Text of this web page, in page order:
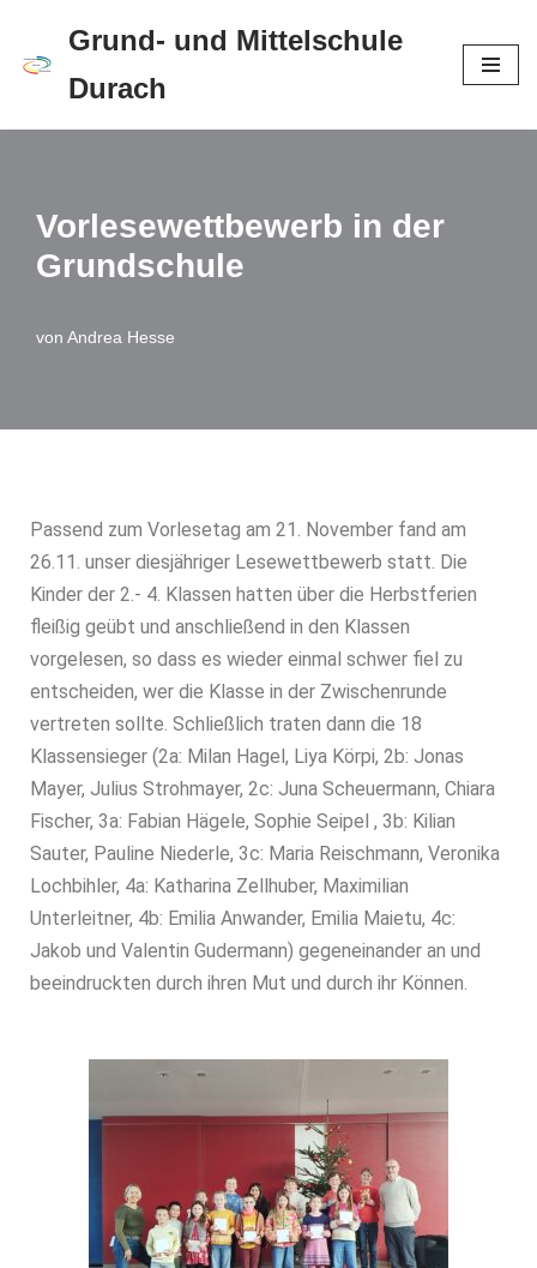
Zum
springen
Grund- und Mittelschule
Durach
Vorlesewettbewerb in der
Grundschule
von Andrea Hesse
Passend zum Vorlesetag am 21. November fand am
26.11. unser diesjähriger Lesewettbewerb statt. Die
Kinder der 2.- 4. Klassen hatten über die Herbstferien
fleißig geübt und anschließend in den Klassen
vorgelesen, so dass es wieder einmal schwer fiel zu
entscheiden, wer die Klasse in der Zwischenrunde
vertreten sollte. Schließlich traten dann die 18
Klassensieger (2a: Milan Hagel, Liya Körpi, 2b: Jonas
Mayer, Julius Strohmayer, 2c: Juna Scheuermann, Chiara
Fischer, 3a: Fabian Hägele, Sophie Seipel , 3b: Kilian
Sauter, Pauline Niederle, 3c: Maria Reischmann, Veronika
Lochbihler, 4a: Katharina Zellhuber, Maximilian
Unterleitner, 4b: Emilia Anwander, Emilia Maietu, 4c:
Jakob und Valentin Gudermann) gegeneinander an und
beeindruckten durch ihren Mut und durch ihr Können.